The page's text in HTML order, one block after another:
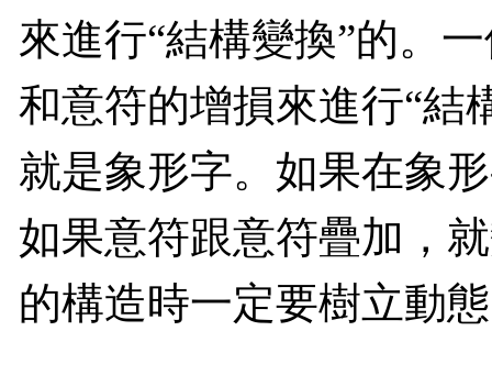
來進行“結構變換”的。
和意符的增損來進行“結
就是象形字。如果在象
如果意符跟意符疊加，
的構造時一定要樹立動